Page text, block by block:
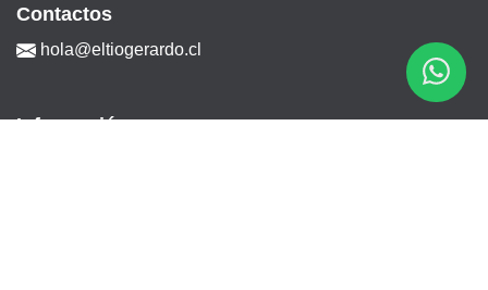
Contactos
hola@eltiogerardo.cl
Información